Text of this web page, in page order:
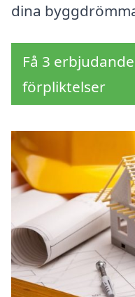
dina
Få 3
förpliktelser